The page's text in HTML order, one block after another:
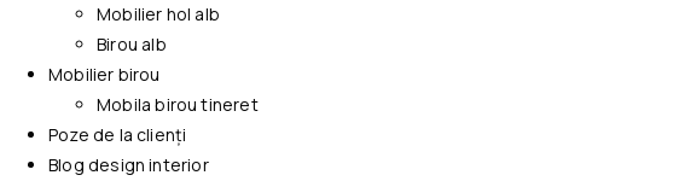
Mobilier hol alb
Birou alb
Mobilier birou
Mobila birou tineret
Poze de la clienți
Blog design interior